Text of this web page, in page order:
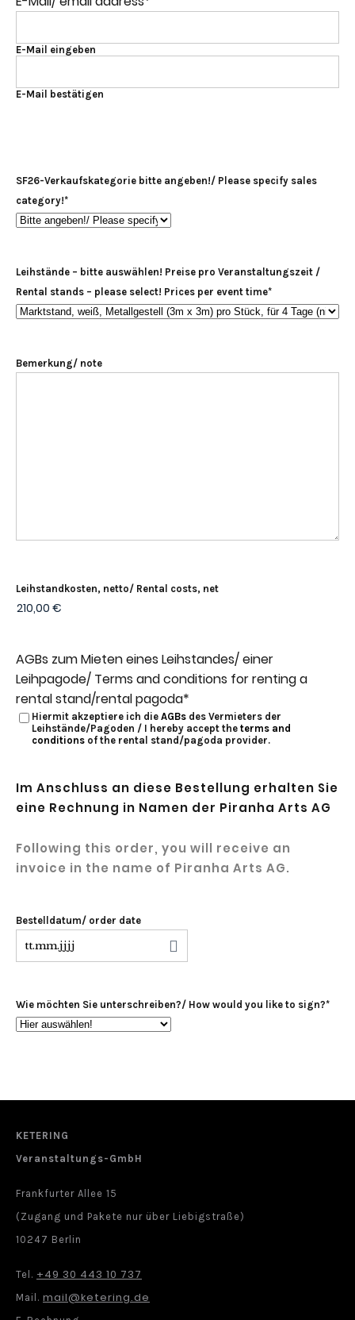
E-Mail eingeben
E-Mail bestätigen
SF26-Verkaufskategorie bitte angeben!/ Please specify sales
category!*
Leihstände – bitte auswählen! Preise pro Veranstaltungszeit /
Rental stands – please select! Prices per event time*
Bemerkung/ note
Leihstandkosten, netto/ Rental costs, net
AGBs zum Mieten eines Leihstandes/ einer
Leihpagode/ Terms and conditions for renting a
rental stand/rental pagoda*
Hiermit akzeptiere ich die AGBs des Vermieters der
Leihstände/Pagoden / I hereby accept the terms and
conditions of the rental stand/pagoda provider.
Im Anschluss an diese Bestellung erhalten Sie
eine Rechnung in Namen der Piranha Arts AG
Following this order, you will receive an
invoice in the name of Piranha Arts AG.
Bestelldatum/ order date
TT
Punkt
JJJJ
Wie möchten Sie unterschreiben?/ How would you like to sign?*
KETERING
Veranstaltungs-GmbH
Frankfurter Allee 15
(Zugang und Pakete nur über Liebigstraße)
10247 Berlin
Tel. +49 30 443 10 737
Mail. mail@ketering.de